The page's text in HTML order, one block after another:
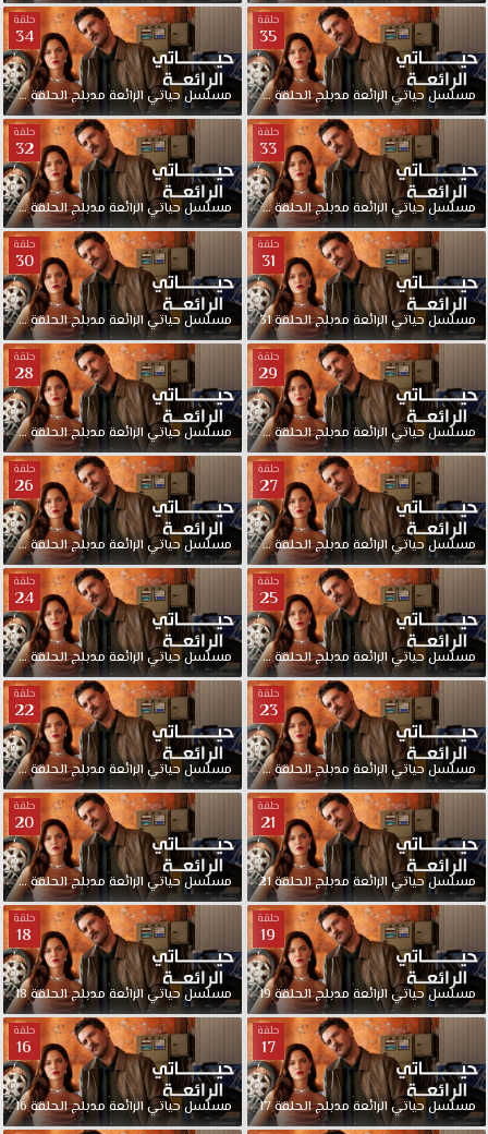
حلقة
35
مسلسلحياتي الرائعة مدبلجالحلقة35
حلقة
34
مسلسلحياتي الرائعة مدبلجالحلقة34
حلقة
33
مسلسلحياتي الرائعة مدبلجالحلقة33
حلقة
32
مسلسلحياتي الرائعة مدبلجالحلقة32
حلقة
31
مسلسلحياتي الرائعة مدبلجالحلقة31
حلقة
30
مسلسلحياتي الرائعة مدبلجالحلقة30
حلقة
29
مسلسلحياتي الرائعة مدبلجالحلقة29
حلقة
28
مسلسلحياتي الرائعة مدبلجالحلقة28
حلقة
27
مسلسلحياتي الرائعة مدبلجالحلقة27
حلقة
26
مسلسلحياتي الرائعة مدبلجالحلقة26
حلقة
25
مسلسلحياتي الرائعة مدبلجالحلقة25
حلقة
24
مسلسلحياتي الرائعة مدبلجالحلقة24
حلقة
23
مسلسلحياتي الرائعة مدبلجالحلقة23
حلقة
22
مسلسلحياتي الرائعة مدبلجالحلقة22
حلقة
21
مسلسلحياتي الرائعة مدبلجالحلقة21
حلقة
20
مسلسلحياتي الرائعة مدبلجالحلقة20
حلقة
19
مسلسلحياتي الرائعة مدبلجالحلقة19
حلقة
18
مسلسلحياتي الرائعة مدبلجالحلقة18
حلقة
17
مسلسلحياتي الرائعة مدبلجالحلقة17
حلقة
16
مسلسلحياتي الرائعة مدبلجالحلقة16